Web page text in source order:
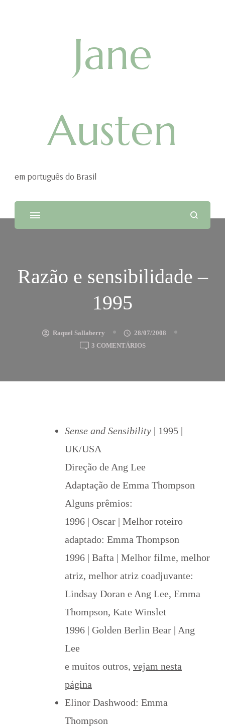
Jane
Austen
em português do Brasil
Razão e sensibilidade –
1995
Raquel Sallaberry
28/07/2008
3 COMENTÁRIOSEM
SENSIBILIDADE
Sense and Sensibility | 1995 |
UK/USA
Direção de Ang Lee
Adaptação de Emma Thompson
Alguns prêmios:
1996 | Oscar | Melhor roteiro
adaptado: Emma Thompson
1996 | Bafta | Melhor filme, melhor
atriz, melhor atriz coadjuvante:
Lindsay Doran e Ang Lee, Emma
Thompson, Kate Winslet
1996 | Golden Berlin Bear | Ang
Lee
e muitos outros, vejam nesta
página
Elinor Dashwood: Emma
Thompson